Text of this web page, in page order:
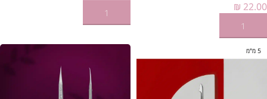
₪ 22.00
הוספה לסל
הוספה לסל
5 מ"מ